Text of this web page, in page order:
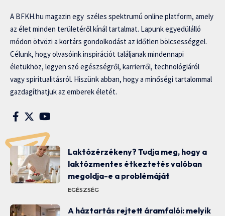
A BFKH.hu magazin egy széles spektrumú online platform, amely
az élet minden területéről kínál tartalmat. Lapunk egyedülálló
módon ötvözi a kortárs gondolkodást az időtlen bölcsességgel.
Célunk, hogy olvasóink inspirációt találjanak mindennapi
életükhöz, legyen szó egészségről, karrierről, technológiáról
vagy spiritualitásról. Hiszünk abban, hogy a minőségi tartalommal
gazdagíthatjuk az emberek életét.
Laktózérzékeny? Tudja meg, hogy a
laktózmentes étkeztetés valóban
megoldja-e a problémáját
EGÉSZSÉG
A háztartás rejtett áramfalói: melyik